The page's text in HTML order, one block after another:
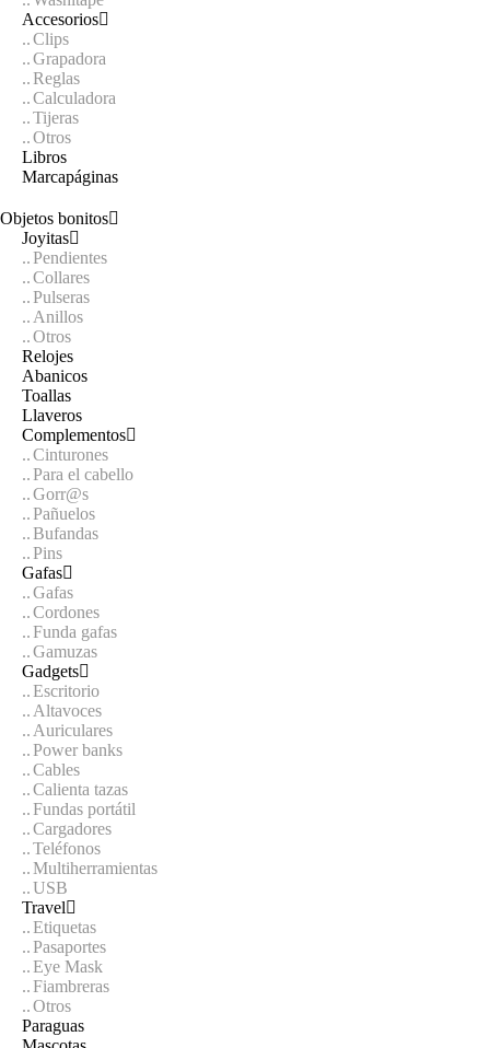
Accesorios
Clips
Grapadora
Reglas
Calculadora
Tijeras
Otros
Libros
Marcapáginas
Objetos bonitos
Joyitas
Pendientes
Collares
Pulseras
Anillos
Otros
Relojes
Abanicos
Toallas
Llaveros
Complementos
Cinturones
Para el cabello
Gorr@s
Pañuelos
Bufandas
Pins
Gafas
Gafas
Cordones
Funda gafas
Gamuzas
Gadgets
Escritorio
Altavoces
Auriculares
Power banks
Cables
Calienta tazas
Fundas portátil
Cargadores
Teléfonos
Multiherramientas
USB
Travel
Etiquetas
Pasaportes
Eye Mask
Fiambreras
Otros
Paraguas